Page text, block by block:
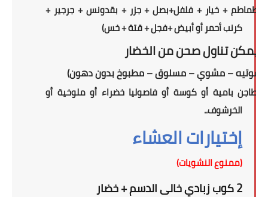
(طماطم + خيار + فلفل+بصل + جزر + بقدونس + جرجير +
كرنب أحمر أو أبيض +فجل + قتة + خس)
ويمكن تناولصحنمن الخضار
(سوتيه – مشوي – مسلوق – مطبوخ بدون دهون)
(طاجن بامية أو كوسة أو فاصوليا خضراء أو ملوخية أو
الخرشوف..
إختيارات العشاء
(ممنوع النشويات)
2كوب زبادي خالى الدسم+خضار